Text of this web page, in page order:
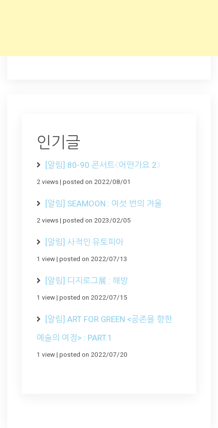
인기글
[알림] 80-90 콘서트〈어떤가요 2〉
2 views| posted on 2022/08/01
[알림] SEAMOON : 여섯 번의 겨울
2 views| posted on 2023/02/05
[알림] 사적인 유토피아
1 view| posted on 2022/07/13
[알림] 디지로그展 : 해방
1 view| posted on 2022/07/15
[알림] ART FOR GREEN <공존을 향한
예술의 여정> : PART.1
1 view| posted on 2022/07/20